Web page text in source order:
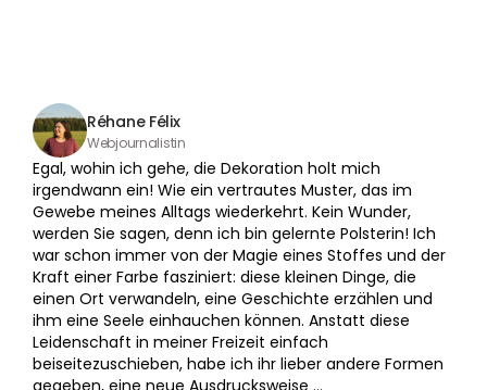
Réhane Félix
Webjournalistin
Egal, wohin ich gehe, die Dekoration holt mich
irgendwann ein! Wie ein vertrautes Muster, das im
Gewebe meines Alltags wiederkehrt. Kein Wunder,
werden Sie sagen, denn ich bin gelernte Polsterin! Ich
war schon immer von der Magie eines Stoffes und der
Kraft einer Farbe fasziniert: diese kleinen Dinge, die
einen Ort verwandeln, eine Geschichte erzählen und
ihm eine Seele einhauchen können. Anstatt diese
Leidenschaft in meiner Freizeit einfach
beiseitezuschieben, habe ich ihr lieber andere Formen
gegeben, eine neue Ausdrucksweise …